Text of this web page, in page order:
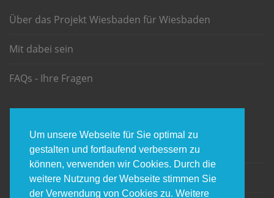
Um unsere Webseite für Sie optimal zu
gestalten und fortlaufend verbessern zu
können, verwenden wir Cookies. Durch die
weitere Nutzung der Webseite stimmen Sie
der Verwendung von Cookies zu. Weitere
Über das Projekt Wiesbaden für Wiesbaden
Mit dabei sein
FAQs - Ihre Fragen
Impressum
Datenschtz